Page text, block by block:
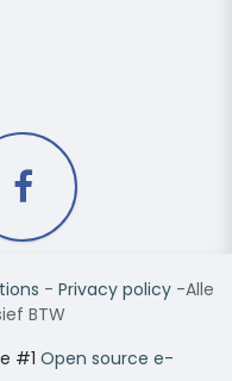
- Privacy policy-Alle
BTW
#1Open source e-